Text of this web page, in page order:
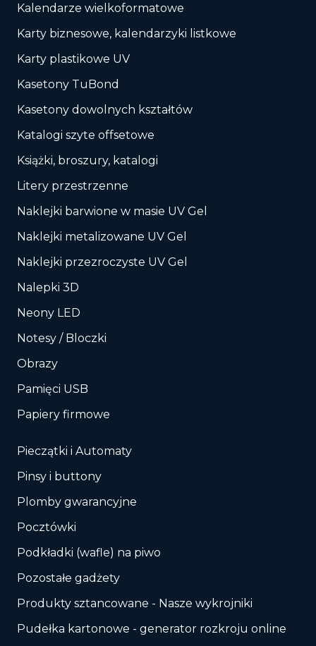
Kalendarze wielkoformatowe
Karty biznesowe, kalendarzyki listkowe
Karty plastikowe UV
Kasetony TuBond
Kasetony dowolnych kształtów
Katalogi szyte offsetowe
Książki, broszury, katalogi
Litery przestrzenne
Naklejki barwione w masie UV Gel
Naklejki metalizowane UV Gel
Naklejki przezroczyste UV Gel
Nalepki 3D
Neony LED
Notesy / Bloczki
Obrazy
Pamięci USB
Papiery firmowe
Pieczątki i Automaty
Pinsy i buttony
Plomby gwarancyjne
Pocztówki
Podkładki (wafle) na piwo
Pozostałe gadżety
Produkty sztancowane - Nasze wykrojniki
Pudełka kartonowe - generator rozkroju online